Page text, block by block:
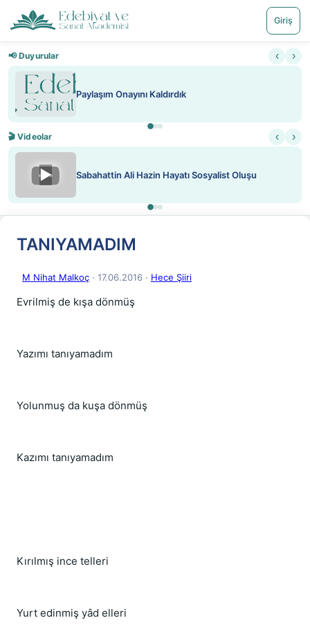
Giriş
📢 Duyurular ‹ ›
Nadir içeriklere kısıtlama ve kredi sistemi
🎬 Videolar ‹ ›
▶ ATEŞ YAKMAK KONU ÖZET J. LONDON
TANIYAMADIM
M Nihat Malkoç · 17.06.2016 · Hece Şiiri
Evrilmiş de kışa dönmüş
Yazımı tanıyamadım
Yolunmuş da kuşa dönmüş
Kazımı tanıyamadım
Kırılmış ince telleri
Yurt edinmiş yâd elleri